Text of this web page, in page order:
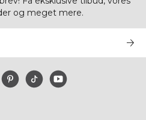
og meget mere.